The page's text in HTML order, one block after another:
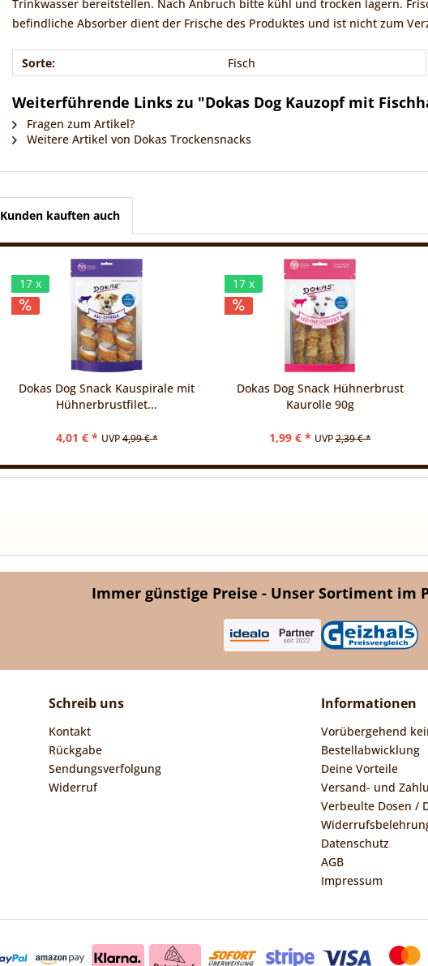
Trinkwasser bereitstellen. Nach Anbruch bitte kühl und trocken lagern.
befindliche Absorber dient der Frische des Produktes und ist nicht zum
Sorte: Fisch
Weiterführende Links zu "Dokas Dog Kauzopf mit
Fragen zum Artikel?
Weitere Artikel von Dokas Trockensnacks
Kunden kauften auch
17 x
Dokas Dog Snack Kauspirale mit
Hühnerbrustfilet...
4,01 € * UVP4,99 € *
17 x
Dokas Dog Snack Hühnerbrust
Kaurolle 90g
1,99 € * UVP2,39 € *
Immer günstige Preise - Unser Sortiment im
Schreib uns
Kontakt
Rückgabe
Sendungsverfolgung
Widerruf
Informationen
Vorübergehend
Bestellabwicklung
Deine Vorteile
Versand- und
Verbeulte Dosen /
Datenschutz
AGB
Impressum